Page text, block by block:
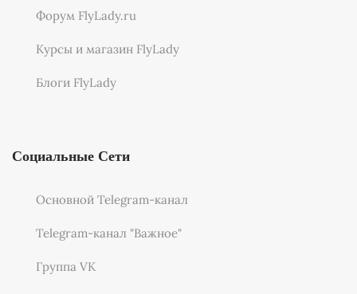
Форум FlyLady.ru
Курсы и магазин FlyLady
Блоги FlyLady
Социальные Сети
Основной Telegram-канал
Telegram-канал "Важное"
Группа VK